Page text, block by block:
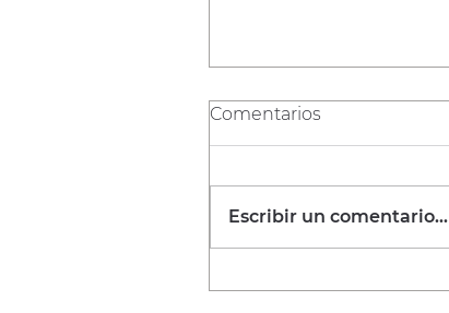
Comentarios
Escribir un comentario...